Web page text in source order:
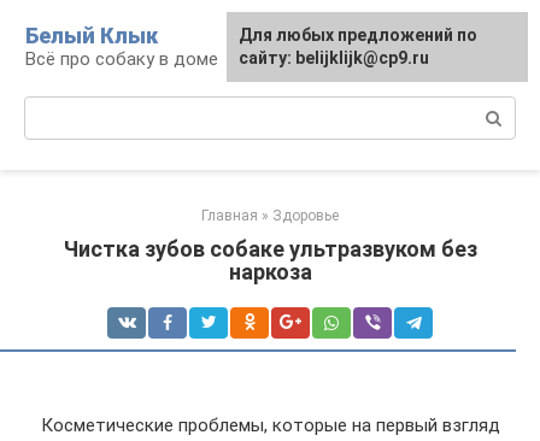
контенту
Белый Клык
Всё про собаку в доме
Главная » Здоровье
Чистка зубов собаке ультразвуком без
наркоза
Косметические проблемы, которые на первый взгляд
Для любых предложений по
сайту: belijklijk@cp9.ru